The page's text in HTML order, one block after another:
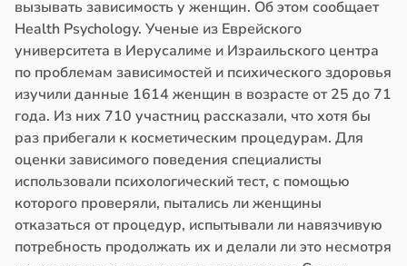
вызывать зависимость у женщин. Об этом сообщает
Health Psychology. Ученые из Еврейского
университета в Иерусалиме и Израильского центра
по проблемам зависимостей и психического здоровья
изучили данные 1614 женщин в возрасте от 25 до 71
года. Из них 710 участниц рассказали, что хотя бы
раз прибегали к косметическим процедурам. Для
оценки зависимого поведения специалисты
использовали психологический тест, с помощью
которого проверяли, пытались ли женщины
отказаться от процедур, испытывали ли навязчивую
потребность продолжать их и делали ли это несмотря